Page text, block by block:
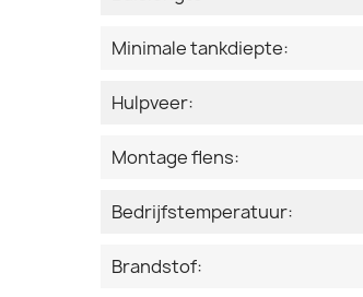
Minimale tankdiepte:
Hulpveer:
Montage flens:
Bedrijfstemperatuur:
Brandstof: